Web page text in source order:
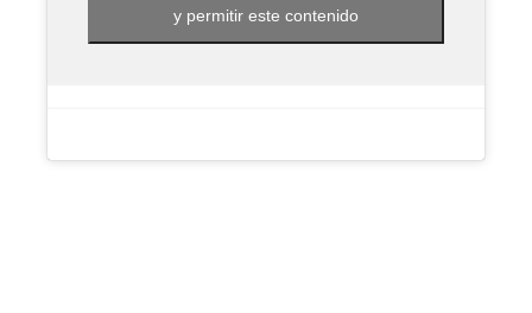
y permitir este contenido